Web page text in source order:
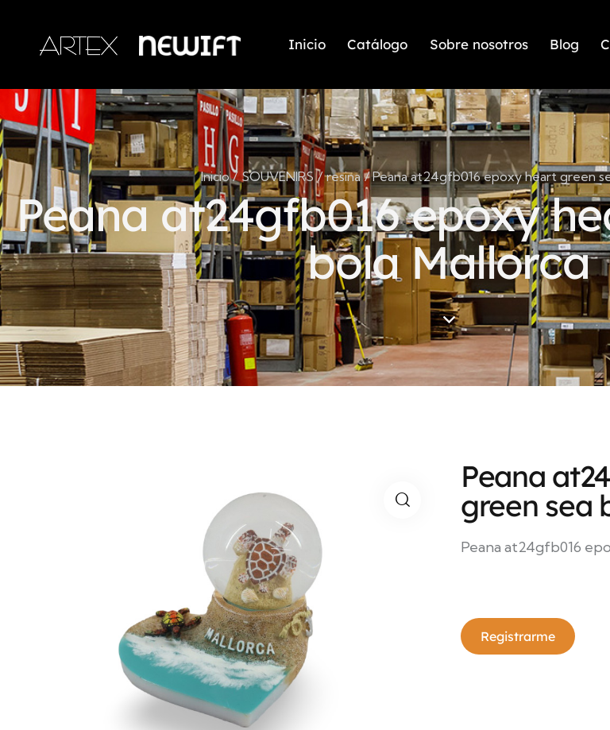
Inicio Catálogo Sobre nosotros Blog
Inicio SOUVENIRS resina Peana at24gfb016 epoxy heart green
Peana at24gfb016 epoxy
bola Mallorca
Peana
green sea
Peana at24gfb016
Registrarme